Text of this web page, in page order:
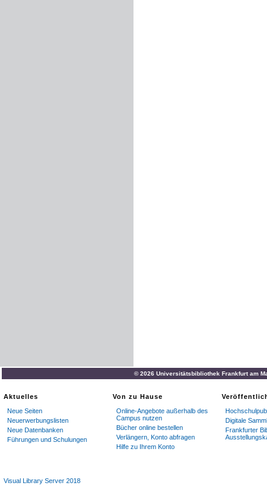
© 2026 Universitätsbibliothek Frankfurt am
Aktuelles
Neue Seiten
Neuerwerbungslisten
Neue Datenbanken
Führungen und Schulungen
Von zu Hause
Online-Angebote außerhalb des
Campus nutzen
Bücher online bestellen
Verlängern, Konto abfragen
Hilfe zu Ihrem Konto
Digitale
Frankfurter
Visual Library Server 2018